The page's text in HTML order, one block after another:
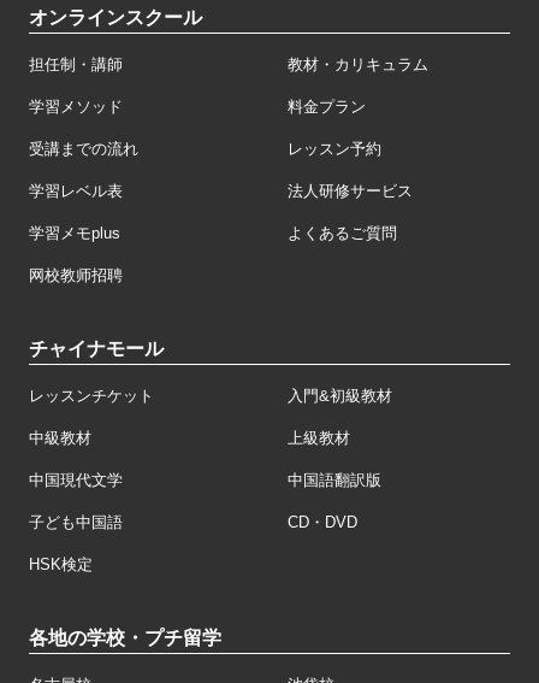
オンラインスクール
担任制・講師 教材・カリキュラム
学習メソッド 料金プラン
受講までの流れ レッスン予約
学習レベル表 法人研修サービス
学習メモplus よくあるご質問
网校教师招聘
チャイナモール
レッスンチケット 入門&初級教材
中級教材 上級教材
中国現代文学 中国語翻訳版
子ども中国語 CD・DVD
HSK検定
各地の学校・プチ留学